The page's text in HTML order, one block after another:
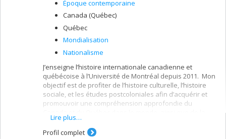
Époque contemporaine
Canada (Québec)
Québec
Mondialisation
Nationalisme
J’enseigne l’histoire internationale canadienne et
québécoise à l’Université de Montréal depuis 2011. Mon
objectif est de profiter de l’histoire culturelle, l’histoire
sociale, et les études postcoloniales afin d’acquérir et
promouvoir une compréhension approfondie du
manière dont leurs activités internationales
(gouvernementales et non gouvernementales) ont
Lire plus…
Profil complet